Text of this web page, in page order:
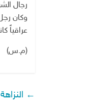
رجال
عراقياً
(م.س)
←